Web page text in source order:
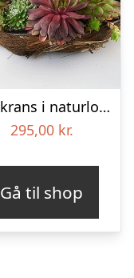
Gravkrans i naturlook – Blomster til begravelse
295,00 kr.
Gå til shop